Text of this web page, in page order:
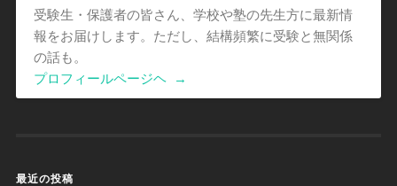
受験生・保護者の皆さん、学校や塾の先生方に最新情
報をお届けします。ただし、結構頻繁に受験と無関係
の話も。
プロフィールページヘ
→
最近の投稿